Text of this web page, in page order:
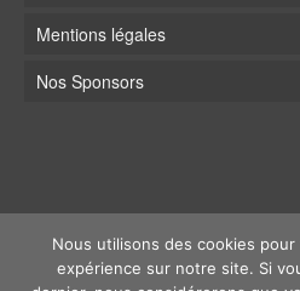
Mentions légales
Nos Sponsors
Nous utilisons des cookies
expérience sur notre site. Si